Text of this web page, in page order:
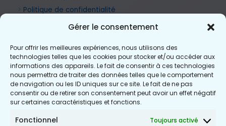
Gérer le consentement
Pour offrir les meilleures expériences, nous utilisons des
technologies telles que les cookies pour stocker et/ou accéder aux
informations des appareils. Le fait de consentir à ces technologies
nous permettra de traiter des données telles que le comportement
de navigation ou les ID uniques sur ce site. Le fait de ne pas
consentir ou de retirer son consentement peut avoir un effet négatif
sur certaines caractéristiques et fonctions.
Fonctionnel Toujours activé
> Politique de confidentialité